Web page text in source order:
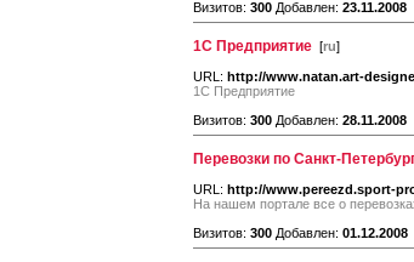
Визитов: 300 Добавлен: 23.11.2008
1С Предприятие [ru]
URL: http://www.natan.art-
1С Предприятие
Визитов: 300 Добавлен: 28.11.2008
Перевозки по Санкт-
URL: http://www.pereezd.sport-
На нашем портале все о
Визитов: 300 Добавлен: 01.12.2008